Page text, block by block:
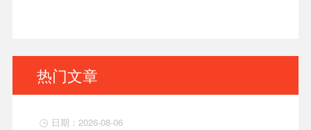
热门文章
 日期：2026-08-06